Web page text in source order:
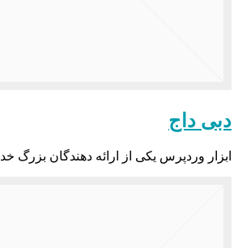
دبی داج
ابزار وردپرس یکی از ارائه دهندگان بزرگ خدمات